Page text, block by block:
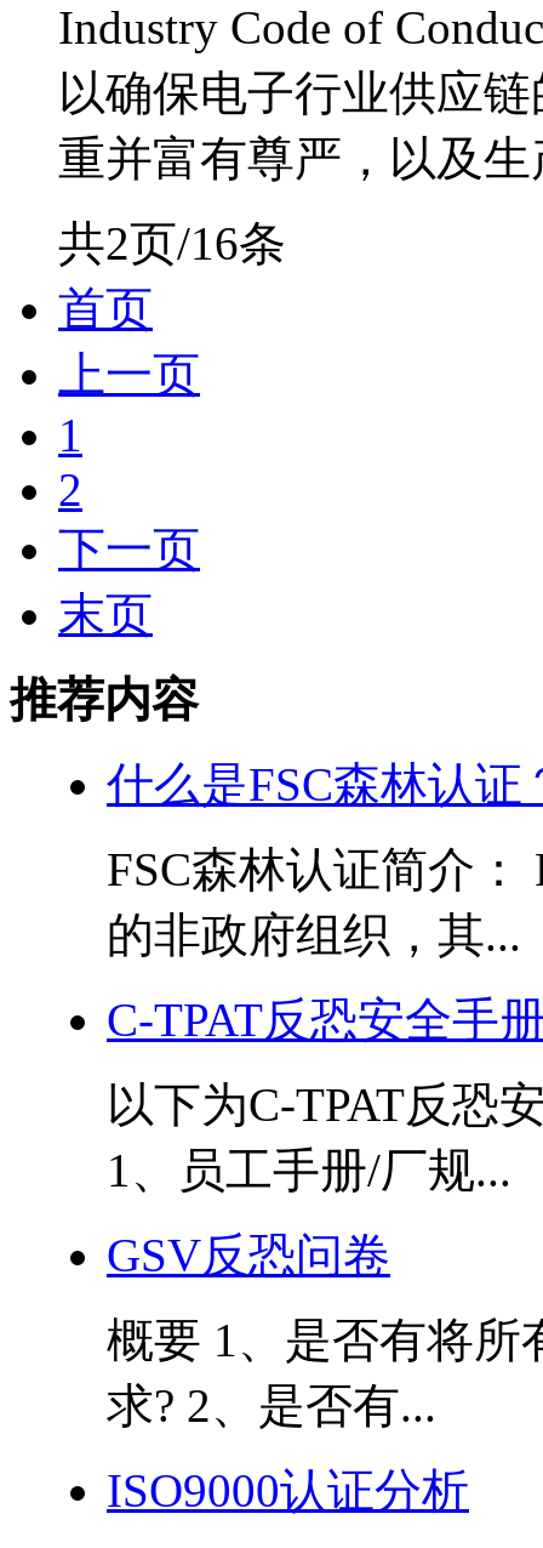
Industry Code of
以确保电子行业供应
重并富有尊严，以及
共2页/16条
首页
上一页
1
2
下一页
末页
推荐内容
什么是FSC森林认证
FSC森林认证简介
的非政府组织，其...
C-TPAT反恐安全手
以下为C-TPAT反恐
1、员工手册/厂规...
GSV反恐问卷
概要 1、是否有将所
求? 2、是否有...
ISO9000认证分析